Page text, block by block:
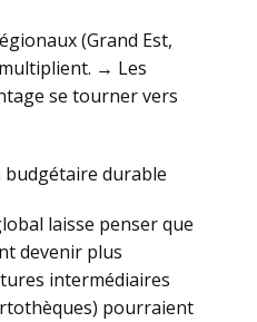
(Grand Est,
→ Les
se tourner vers
budgétaire durable
laisse penser que
devenir plus
intermédiaires
pourraient